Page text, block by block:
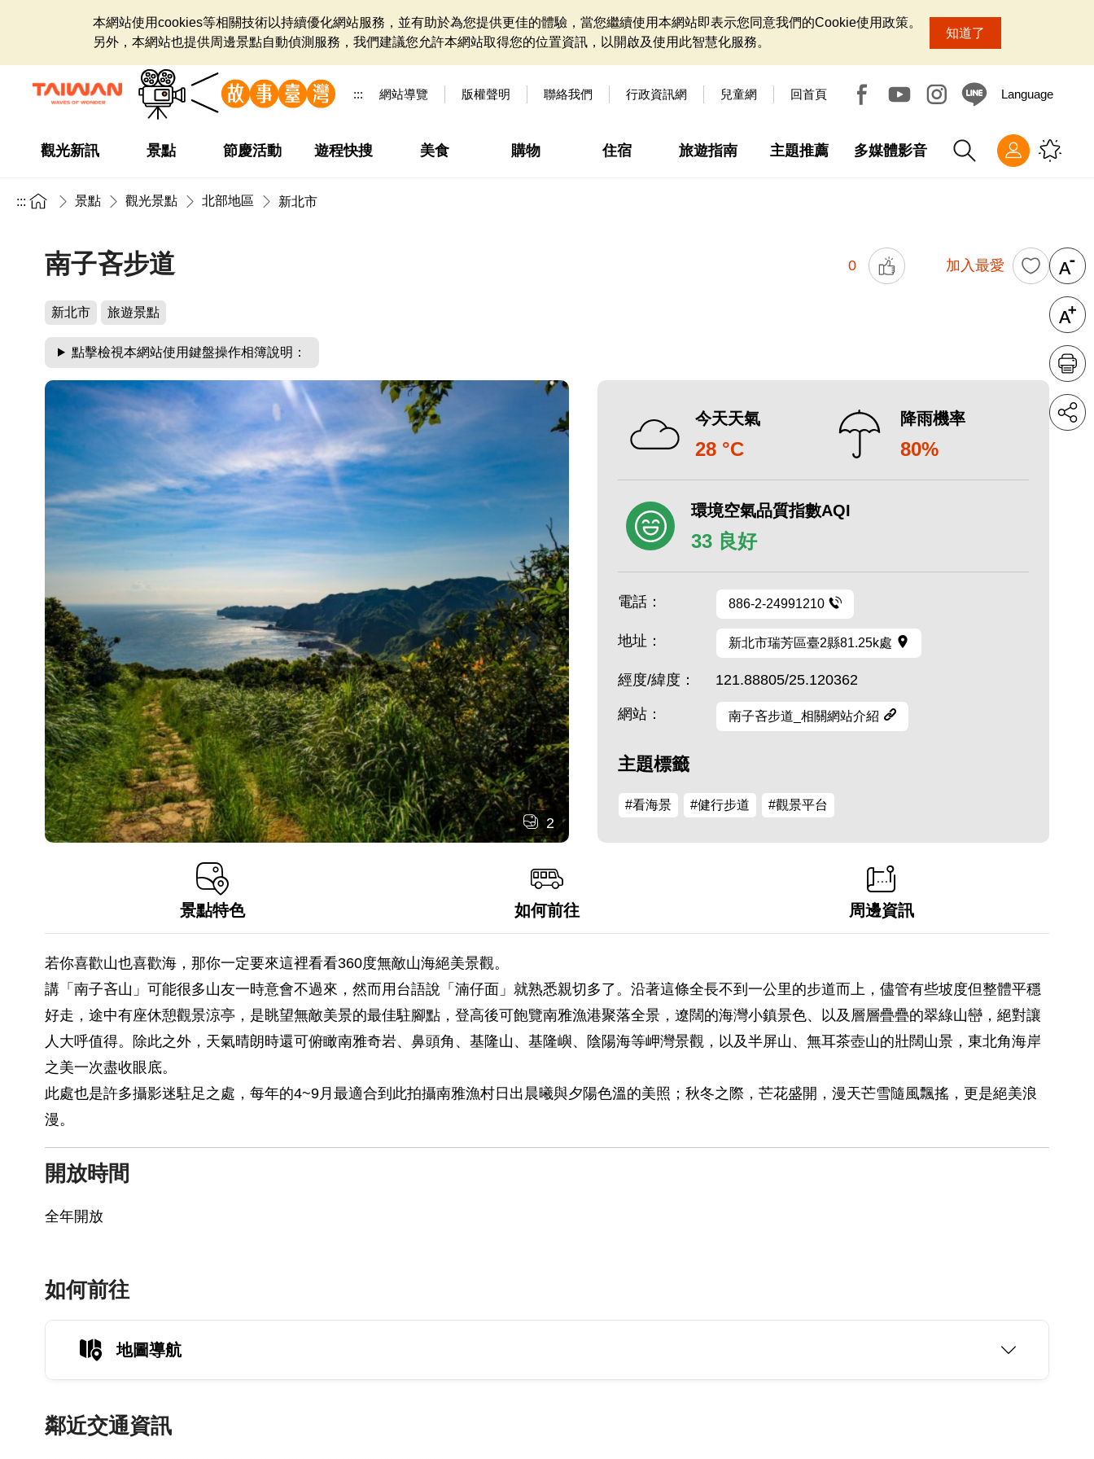
本網站使用cookies等相關技術以持續優化網站服務，並有助於為您提供更佳的體驗，當您繼續使用本網站即表示您同意我們的Cookie使用政策。
另外，本網站也提供周邊景點自動偵測服務，我們建議您允許本網站取得您的位置資訊，以開啟及使用此智慧化服務。
知道了
::: 網站導覽 版權聲明 聯絡我們 行政資訊網 兒童網 回首頁 Language
觀光新訊 景點 節慶活動 遊程快搜 美食 購物 住宿 旅遊指南 主題推薦 多媒體影音
::: 景點 觀光景點 北部地區 新北市
南子吝步道 0 加入最愛
新北市 旅遊景點
點擊檢視本網站使用鍵盤操作相簿說明：
2
今天天氣
28 °C
降雨機率
80%
環境空氣品質指數AQI
33 良好
電話： 886-2-24991210
地址： 新北市瑞芳區臺2縣81.25k處
經度/緯度： 121.88805/25.120362
網站： 南子吝步道_相關網站介紹
主題標籤
#看海景 #健行步道 #觀景平台
景點特色 如何前往 周邊資訊
若你喜歡山也喜歡海，那你一定要來這裡看看360度無敵山海絕美景觀。
講「南子吝山」可能很多山友一時意會不過來，然而用台語說「湳仔面」就熟悉親切多了。沿著這條全長不到一公里的步道而上，儘管有些坡度但整體平穩
好走，途中有座休憩觀景涼亭，是眺望無敵美景的最佳駐腳點，登高後可飽覽南雅漁港聚落全景，遼闊的海灣小鎮景色、以及層層疊疊的翠綠山巒，絕對讓
人大呼值得。除此之外，天氣晴朗時還可俯瞰南雅奇岩、鼻頭角、基隆山、基隆嶼、陰陽海等岬灣景觀，以及半屏山、無耳茶壺山的壯闊山景，東北角海岸
之美一次盡收眼底。
此處也是許多攝影迷駐足之處，每年的4~9月最適合到此拍攝南雅漁村日出晨曦與夕陽色溫的美照；秋冬之際，芒花盛開，漫天芒雪隨風飄搖，更是絕美浪
漫。
開放時間
全年開放
如何前往
地圖導航
鄰近交通資訊